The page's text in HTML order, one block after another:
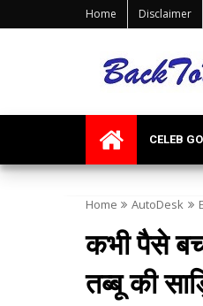
Home Disclaimer
CELEB
Home AutoDesk
कभी पैसे
तब्बू की